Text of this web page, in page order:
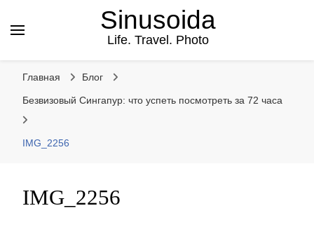
Sinusoida
Life. Travel. Photo
Главная Блог
Безвизовый Сингапур: что успеть посмотреть за 72 часа
IMG_2256
IMG_2256